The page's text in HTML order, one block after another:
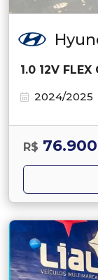
1.0 12V
2024/2025
R$ 76.900